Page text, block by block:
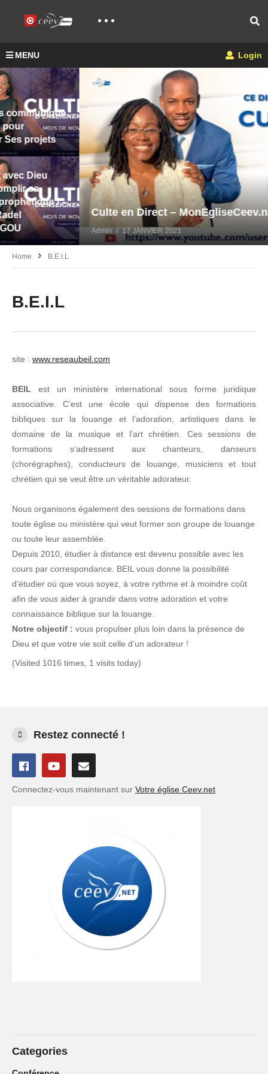
MENU Login
Culte en Direct – MonEgliseCeev.net
Admin 17 JANVIER 2021
Home B.E.I.L
B.E.I.L
site : www.reseaubeil.com
BEIL est un ministère international sous forme juridique
associative. C’est une école qui dispense des formations
bibliques sur la louange et l’adoration, artistiques dans le
domaine de la musique et l’art chrétien. Ces sessions de
formations s’adressent aux chanteurs, danseurs
(chorégraphes), conducteurs de louange, musiciens et tout
chrétien qui se veut être un véritable adorateur.
Nous organisons également des sessions de formations dans
toute église ou ministère qui veut former son groupe de louange
ou toute leur assemblée.
Depuis 2010, étudier à distance est devenu possible avec les
cours par correspondance. BEIL vous donne la possibilité
d’étudier où que vous soyez, à votre rythme et à moindre coût
afin de vous aider à grandir dans votre adoration et votre
connaissance biblique sur la louange.
Notre objectif : vous propulser plus loin dans la présence de
Dieu et que votre vie soit celle d’un adorateur !
(Visited 1016 times, 1 visits today)
Restez connecté !
Connectez-vous maintenant sur Votre église Ceev.net
Categories